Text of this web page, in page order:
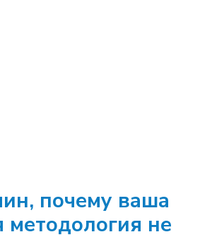
почему ваша
методология не